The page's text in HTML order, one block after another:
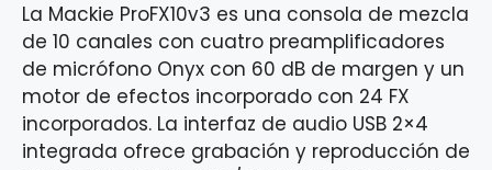
La Mackie ProFX10v3 es una consola de mezcla
de 10 canales con cuatro preamplificadores
de micrófono Onyx con 60 dB de margen y un
motor de efectos incorporado con 24 FX
incorporados. La interfaz de audio USB 2×4
integrada ofrece grabación y reproducción de